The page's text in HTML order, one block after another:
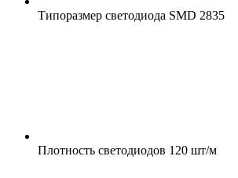
Типоразмер светодиода SMD 2835
Плотность светодиодов 120 шт/м